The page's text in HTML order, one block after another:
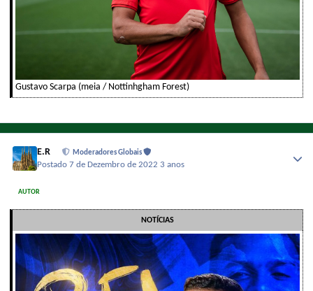
Gustavo Scarpa (meia / Nottinhgham Forest)
E.R Moderadores Globais
Postado 7 de Dezembro de 2022 3 anos
AUTOR
NOTÍCIAS